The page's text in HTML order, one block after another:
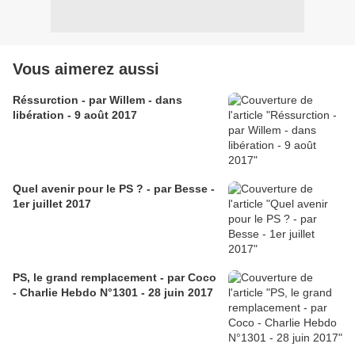
Vous aimerez aussi
Réssurction - par Willem - dans
libération - 9 août 2017
Quel avenir pour le PS ? - par Besse -
1er juillet 2017
PS, le grand remplacement - par Coco
- Charlie Hebdo N°1301 - 28 juin 2017